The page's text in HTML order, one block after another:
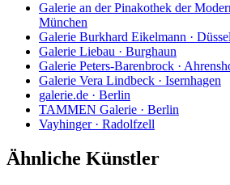
Galerie an der Pinakothek der
München
Galerie Burkhard Eikelmann ·
Galerie Liebau · Burghaun
Galerie Peters-Barenbrock ·
Galerie Vera Lindbeck · Isernhagen
galerie.de · Berlin
TAMMEN Galerie · Berlin
Vayhinger · Radolfzell
Ähnliche Künstler